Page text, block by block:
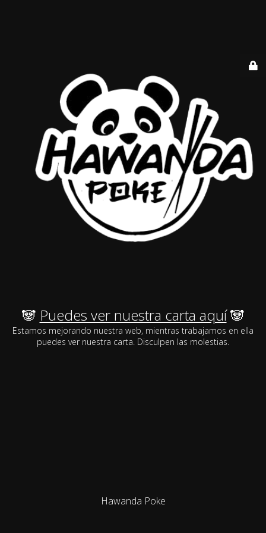
🐼 Puedes ver nuestra carta aquí🐼
Estamos mejorando nuestra web, mientras trabajamos en ella
puedes ver nuestra carta. Disculpen las molestias.
Hawanda Poke